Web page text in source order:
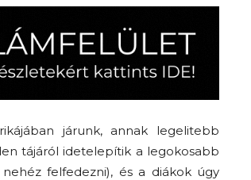
járunk, annak legelitebb
tájáról idetelepítik a legokosabb
felfedezni), és a diákok úgy